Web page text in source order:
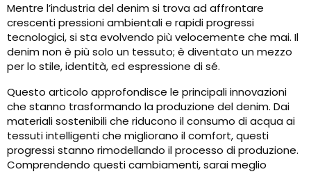
Mentre l’industria del denim si trova ad affrontare
crescenti pressioni ambientali e rapidi progressi
tecnologici, si sta evolvendo più velocemente che mai. Il
denim non è più solo un tessuto; è diventato un mezzo
per lo stile, identità, ed espressione di sé.
Questo articolo approfondisce le principali innovazioni
che stanno trasformando la produzione del denim. Dai
materiali sostenibili che riducono il consumo di acqua ai
tessuti intelligenti che migliorano il comfort, questi
progressi stanno rimodellando il processo di produzione.
Comprendendo questi cambiamenti, sarai meglio